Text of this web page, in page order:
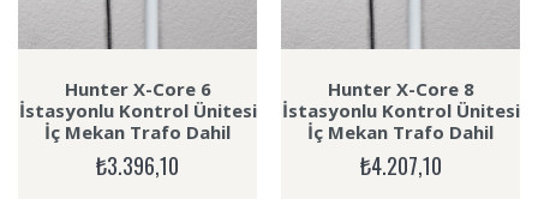
Hunter X-Core 6
İstasyonlu Kontrol Ünitesi
İç Mekan Trafo Dahil
₺3.396,10
Hunter X-Core 8
İstasyonlu Kontrol Ünitesi
İç Mekan Trafo Dahil
₺4.207,10